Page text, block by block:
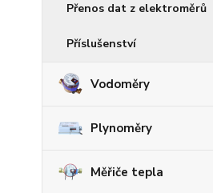
Přenos dat z elektroměrů
Příslušenství
Vodoměry
Plynoměry
Měřiče tepla